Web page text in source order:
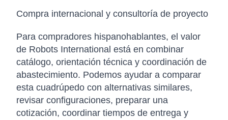
Compra internacional y consultoría de proyecto
Para compradores hispanohablantes, el valor
de Robots International está en combinar
catálogo, orientación técnica y coordinación de
abastecimiento. Podemos ayudar a comparar
esta cuadrúpedo con alternativas similares,
revisar configuraciones, preparar una
cotización, coordinar tiempos de entrega y